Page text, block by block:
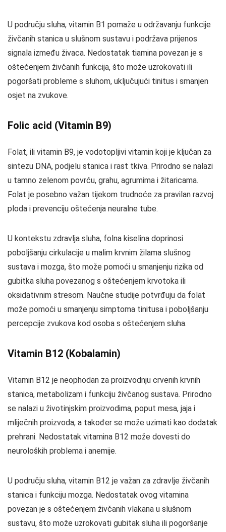
U području sluha, vitamin B1 pomaže u održavanju funkcije
živčanih stanica u slušnom sustavu i podržava prijenos
signala između živaca. Nedostatak tiamina povezan je s
oštećenjem živčanih funkcija, što može uzrokovati ili
pogoršati probleme s sluhom, uključujući tinitus i smanjen
osjet na zvukove.
Folic acid (Vitamin B9)
Folat, ili vitamin B9, je vodotopljivi vitamin koji je ključan za
sintezu DNA, podjelu stanica i rast tkiva. Prirodno se nalazi
u tamno zelenom povrću, grahu, agrumima i žitaricama.
Folat je posebno važan tijekom trudnoće za pravilan razvoj
ploda i prevenciju oštećenja neuralne tube.
U kontekstu zdravlja sluha, folna kiselina doprinosi
poboljšanju cirkulacije u malim krvnim žilama slušnog
sustava i mozga, što može pomoći u smanjenju rizika od
gubitka sluha povezanog s oštećenjem krvotoka ili
oksidativnim stresom. Naučne studije potvrđuju da folat
može pomoći u smanjenju simptoma tinitusa i poboljšanju
percepcije zvukova kod osoba s oštećenjem sluha.
Vitamin B12 (Kobalamin)
Vitamin B12 je neophodan za proizvodnju crvenih krvnih
stanica, metabolizam i funkciju živčanog sustava. Prirodno
se nalazi u životinjskim proizvodima, poput mesa, jaja i
mliječnih proizvoda, a također se može uzimati kao dodatak
prehrani. Nedostatak vitamina B12 može dovesti do
neuroloških problema i anemije.
U području sluha, vitamin B12 je važan za zdravlje živčanih
stanica i funkciju mozga. Nedostatak ovog vitamina
povezan je s oštećenjem živčanih vlakana u slušnom
sustavu, što može uzrokovati gubitak sluha ili pogoršanje